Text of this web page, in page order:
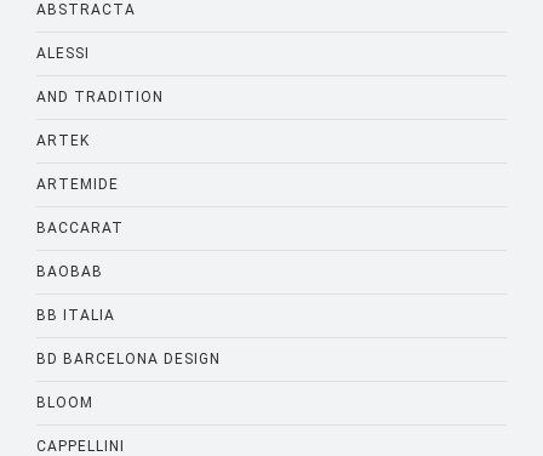
ABSTRACTA
ALESSI
AND TRADITION
ARTEK
ARTEMIDE
BACCARAT
BAOBAB
BB ITALIA
BD BARCELONA DESIGN
BLOOM
CAPPELLINI